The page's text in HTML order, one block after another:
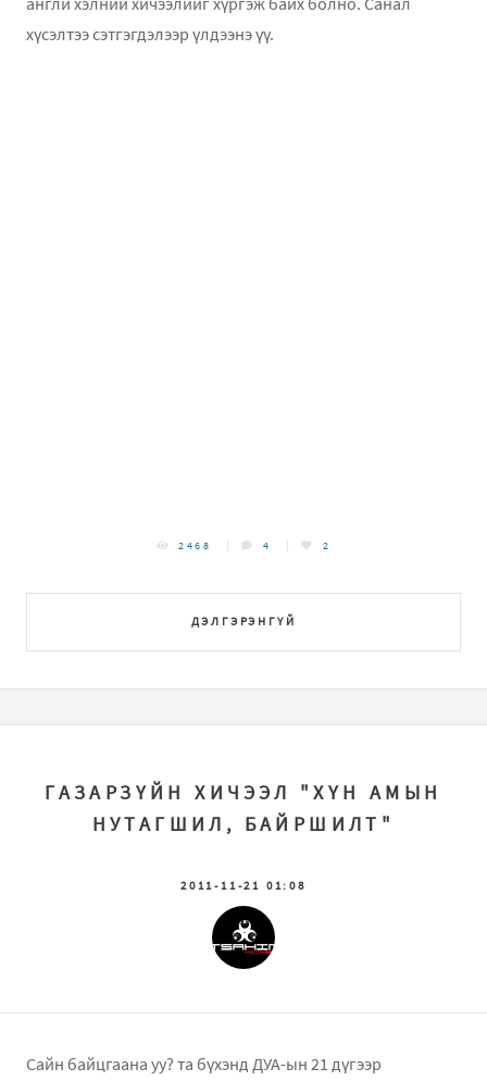
хүсэлтээ сэтгэгдэлээр үлдээнэ үү.
ДЭЛГЭРЭНГҮЙ
2468 4 2
ГАЗАРЗҮЙН ХИЧЭЭЛ "ХҮН АМЫН
НУТАГШИЛ, БАЙРШИЛТ"
2011-11-21 01:08
Сайн байцгаана уу? та бүхэнд ДУА-ын 21 дүгээр